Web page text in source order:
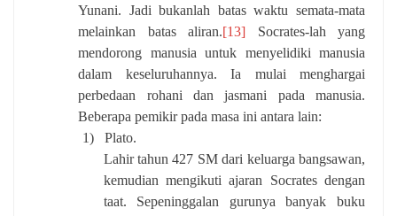
Yunani. Jadi bukanlah batas waktu semata-mata
melainkan batas aliran.[13] Socrates-lah yang
mendorong manusia untuk menyelidiki manusia
dalam keseluruhannya. Ia mulai menghargai
perbedaan rohani dan jasmani pada manusia.
Beberapa pemikir pada masa ini antara lain:
1)
Plato.
Lahir tahun 427 SM dari keluarga bangsawan,
kemudian mengikuti ajaran Socrates dengan
taat. Sepeninggalan gurunya banyak buku